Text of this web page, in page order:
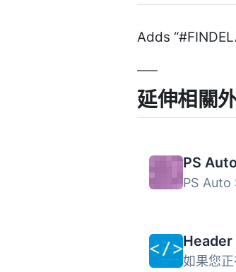
Adds
延伸相關
PS